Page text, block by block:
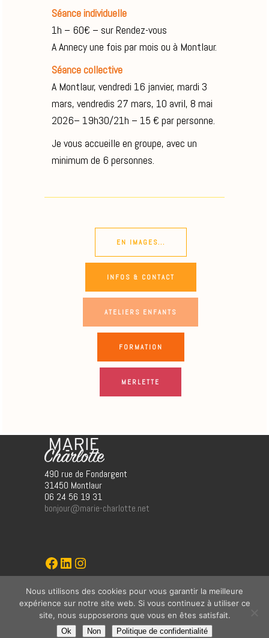
Séance individuelle
1h – 60€ – sur Rendez-vous
A Annecy une fois par mois ou à Montlaur.
Séance collective
A Montlaur, vendredi 16 janvier, mardi 3
mars, vendredis 27 mars, 10 avril, 8 mai
2026– 19h30/21h – 15 € par personne.
Je vous accueille en groupe, avec un
minimum de 6 personnes.
EN IMAGES...
INFOS & CONTACT
ATELIERS ENFANTS
FORMATION
MERLETTE
490 rue de Fondargent
31450 Montlaur
06 24 56 19 31
bonjour@marie-charlotte.net
Marie-Charlotte
LinkedIn
Instagram
graphisme (jö)
ww.jo-o/fr
Mentions légales
Nous utilisons des cookies pour vous garantir la meilleure
expérience sur notre site web. Si vous continuez à utiliser ce
site, nous supposerons que vous en êtes satisfait.
Ok Non Politique de confidentialité